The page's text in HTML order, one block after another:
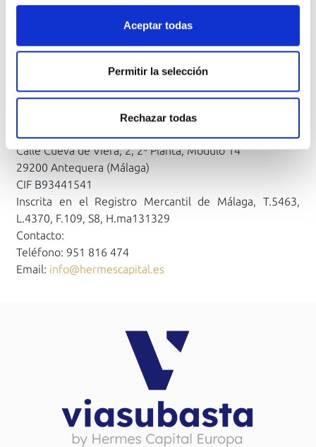
Derechos que asisten a la persona interesadapolítica
de cookies web viasubasta.com
Aceptar todas
Permitir la selección
Rechazar todas
Política de cookies
puede hacerlo en el siguiente enlace:
www.viasubasta.com/politica-de-cookies
Datos de contacto y otros
Centro de Negocios CADI, Edificio Málaga
Calle Cueva de Viera, 2, 2ª Planta, Módulo 14
29200 Antequera (Málaga)
CIF B93441541
Inscrita en el Registro Mercantil de Málaga, T.5463,
L.4370, F.109, S8, H.ma131329
Contacto:
Teléfono: 951 816 474
Email: info@hermescapital.es